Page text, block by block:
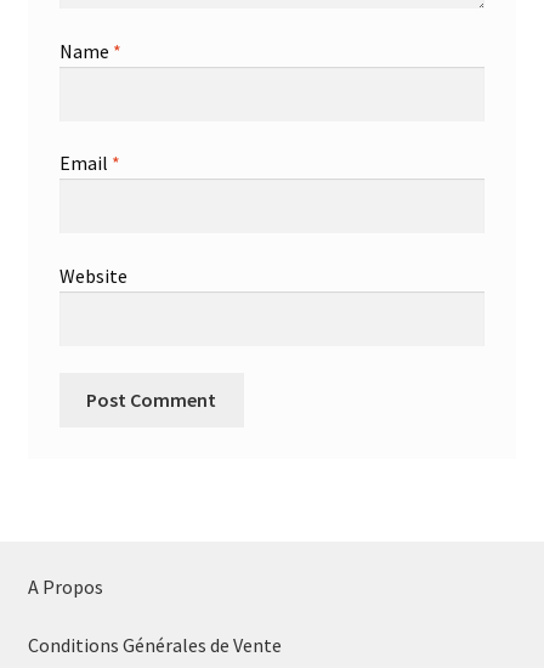
Name *
Email *
Website
A Propos
Conditions Générales de Vente